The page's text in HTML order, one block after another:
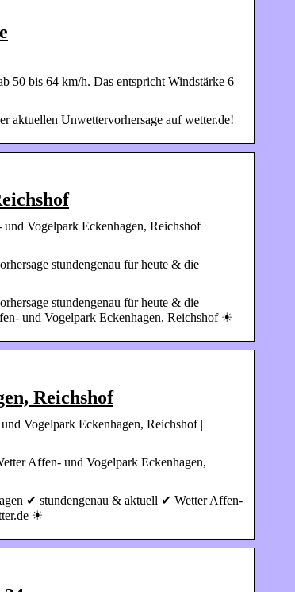
50 bis 64 km/h. Das entspricht Windstärke 6
aktuellen Unwettervorhersage auf wetter.de!
Vogelpark Eckenhagen, Reichshof |
stundengenau für heute & die
stundengenau für heute & die
und Vogelpark Eckenhagen, Reichshof ☀
Reichshof
Vogelpark Eckenhagen, Reichshof |
Affen- und Vogelpark Eckenhagen,
✔ stundengenau & aktuell ✔ Wetter Affen-
☀